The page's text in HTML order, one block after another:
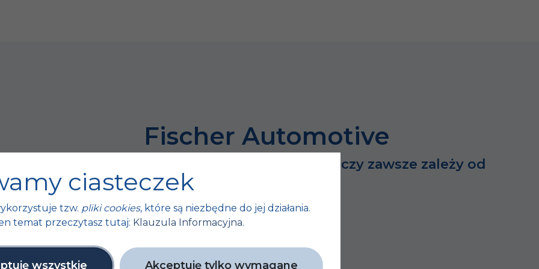
Fischer Automotive
bo sukces dużych rzeczy zawsze zależy od
tych małych…
ciasteczek
tzw. pliki cookies, które są niezbędne do jej działania.
temat przeczytasz tutaj: Klauzula Informacyjna.
wszystkie Akceptuję tylko wymagane